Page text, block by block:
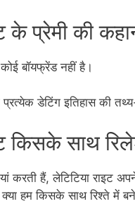
के प्रेमी की
बॉयफ्रेंड नहीं है।
प्रत्येक डेटिंग इतिहास की
किसके साथ
करती हैं, लेटिटिया राइट
क्या हम किसके साथ रिश्ते में